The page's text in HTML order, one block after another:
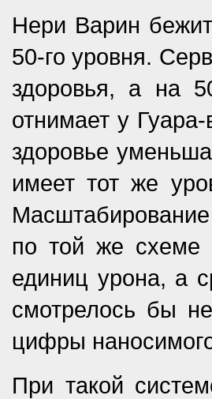
Нери Варин
50-го уровня.
здоровья, а на
отнимает у
здоровье
имеет тот же
по той же схеме
единиц урона, а
смотрелось бы
цифры
При такой